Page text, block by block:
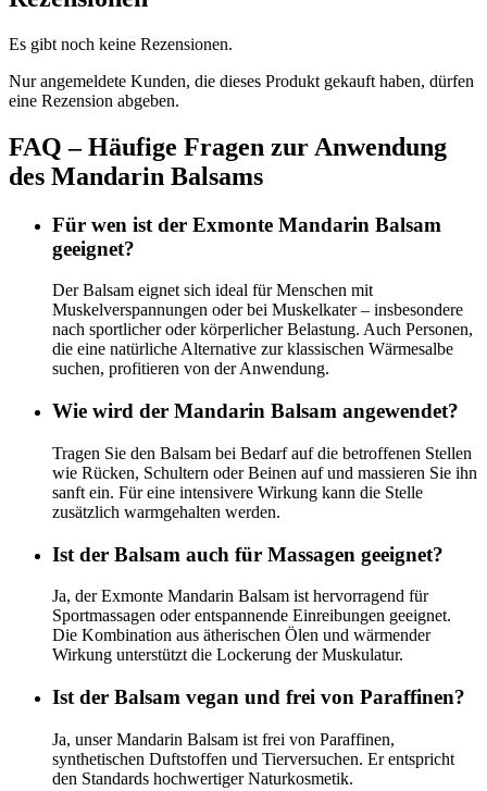
Es gibt noch keine Rezensionen.
Nur angemeldete Kunden, die dieses Produkt gekauft haben, dürfen
eine Rezension abgeben.
FAQ – Häufige Fragen zur Anwendung
des Mandarin Balsams
Für wen ist der Exmonte Mandarin Balsam
geeignet?
Der Balsam eignet sich ideal für Menschen mit
Muskelverspannungen oder bei Muskelkater – insbesondere
nach sportlicher oder körperlicher Belastung. Auch Personen,
die eine natürliche Alternative zur klassischen Wärmesalbe
suchen, profitieren von der Anwendung.
Wie wird der Mandarin Balsam angewendet?
Tragen Sie den Balsam bei Bedarf auf die betroffenen Stellen
wie Rücken, Schultern oder Beinen auf und massieren Sie ihn
sanft ein. Für eine intensivere Wirkung kann die Stelle
zusätzlich warmgehalten werden.
Ist der Balsam auch für Massagen geeignet?
Ja, der Exmonte Mandarin Balsam ist hervorragend für
Sportmassagen oder entspannende Einreibungen geeignet.
Die Kombination aus ätherischen Ölen und wärmender
Wirkung unterstützt die Lockerung der Muskulatur.
Ist der Balsam vegan und frei von Paraffinen?
Ja, unser Mandarin Balsam ist frei von Paraffinen,
synthetischen Duftstoffen und Tierversuchen. Er entspricht
den Standards hochwertiger Naturkosmetik.